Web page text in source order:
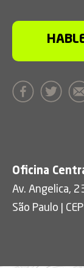
Oficina
Av. Angelica,
São Paulo |